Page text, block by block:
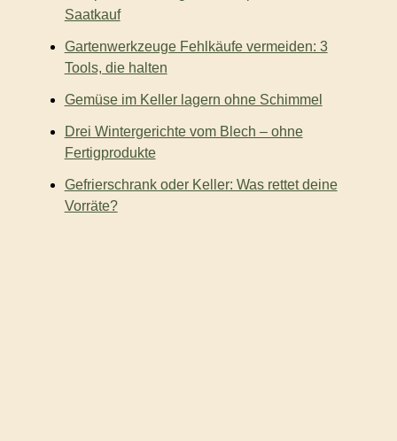
Saatkauf
Gartenwerkzeuge Fehlkäufe vermeiden: 3
Tools, die halten
Gemüse im Keller lagern ohne Schimmel
Drei Wintergerichte vom Blech – ohne
Fertigprodukte
Gefrierschrank oder Keller: Was rettet deine
Vorräte?